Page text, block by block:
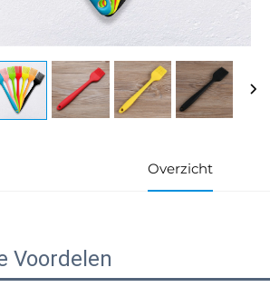
Overzicht
Voordelen